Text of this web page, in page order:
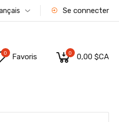
Se connecter
0 Favoris 0 0,00 $CA